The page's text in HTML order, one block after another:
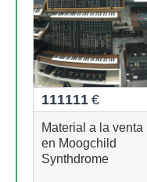
111111 €
Material a la venta
en Moogchild
Synthdrome